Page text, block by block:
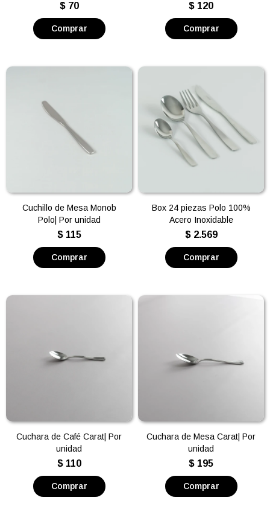
$ 70 $ 120
Cuchillo de Mesa Monob
Polo| Por unidad
$ 115
Box 24 piezas Polo 100%
Acero Inoxidable
$ 2.569
Cuchara de Café Carat| Por
unidad
$ 110
Cuchara de Mesa Carat| Por
unidad
$ 195